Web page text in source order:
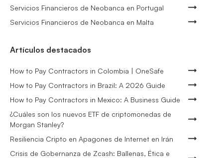
Servicios Financieros de Neobanca en Portugal
Servicios Financieros de Neobanca en Malta
Artículos destacados
How to Pay Contractors in Colombia | OneSafe
How to Pay Contractors in Brazil: A 2026 Guide
How to Pay Contractors in Mexico: A Business Guide
¿Cuáles son los nuevos ETF de criptomonedas de
Morgan Stanley?
Resiliencia Cripto en Apagones de Internet en Irán
Crisis de Gobernanza de Zcash: Ballenas, Ética e